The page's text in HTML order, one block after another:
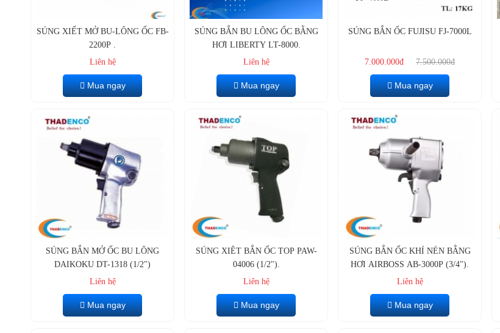
SÚNG XIẾT MỞ BU-LÔNG ỐC FB-
2200P .
Liên hệ
Mua ngay
SÚNG BẮN BU LÔNG ỐC BẰNG
HƠI LIBERTY LT-8000.
Liên hệ
Mua ngay
SÚNG BẮN ỐC FUJISU FJ-7000L
7.000.000đ 7.500.000đ
Mua ngay
SÚNG BẮN MỞ ỐC BU LÔNG
DAIKOKU DT-1318 (1/2")
Liên hệ
Mua ngay
SÚNG XIÊT BẮN ỐC TOP PAW-
04006 (1/2").
Liên hệ
Mua ngay
SÚNG BẮN ỐC KHÍ NÉN BẰNG
HƠI AIRBOSS AB-3000P (3/4").
Liên hệ
Mua ngay